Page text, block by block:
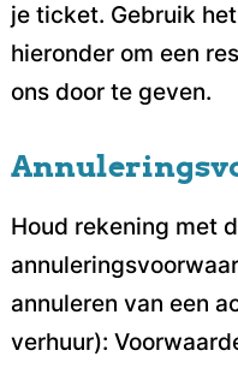
je ticket. Gebruik
hieronder om een
ons door te geven.
Houd rekening met
annuleren van een
verhuur):